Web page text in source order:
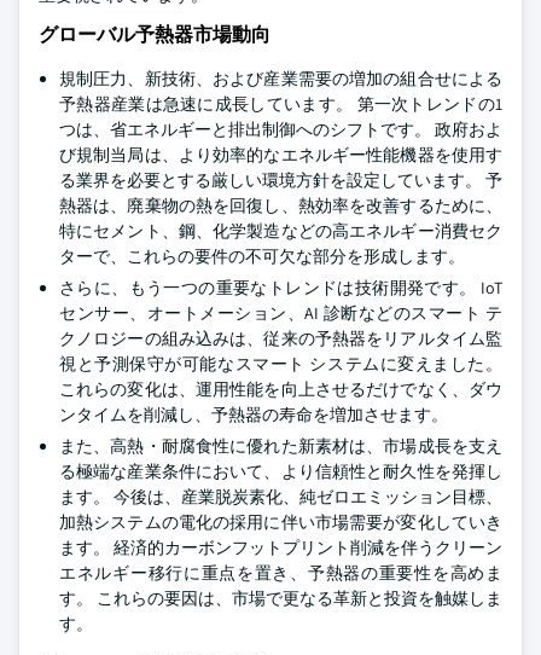
グローバル予熱器市場動向
規制圧力、新技術、および産業需要の増加の組合せによる
予熱器産業は急速に成長しています。 第一次トレンドの1
つは、省エネルギーと排出制御へのシフトです。 政府およ
び規制当局は、より効率的なエネルギー性能機器を使用す
る業界を必要とする厳しい環境方針を設定しています。 予
熱器は、廃棄物の熱を回復し、熱効率を改善するために、
特にセメント、鋼、化学製造などの高エネルギー消費セク
ターで、これらの要件の不可欠な部分を形成します。
さらに、もう一つの重要なトレンドは技術開発です。 IoT
センサー、オートメーション、AI 診断などのスマート テ
クノロジーの組み込みは、従来の予熱器をリアルタイム監
視と予測保守が可能なスマート システムに変えました。
これらの変化は、運用性能を向上させるだけでなく、ダウ
ンタイムを削減し、予熱器の寿命を増加させます。
また、高熱・耐腐食性に優れた新素材は、市場成長を支え
る極端な産業条件において、より信頼性と耐久性を発揮し
ます。 今後は、産業脱炭素化、純ゼロエミッション目標、
加熱システムの電化の採用に伴い市場需要が変化していき
ます。 経済的カーボンフットプリント削減を伴うクリーン
エネルギー移行に重点を置き、予熱器の重要性を高めま
す。 これらの要因は、市場で更なる革新と投資を触媒しま
す。